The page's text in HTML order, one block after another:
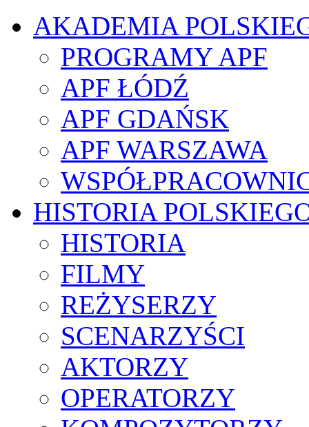
AKADEMIA
PROGRAMY APF
APF ŁÓDŹ
APF GDAŃSK
APF WARSZAWA
HISTORIA
HISTORIA
FILMY
REŻYSERZY
SCENARZYŚCI
AKTORZY
OPERATORZY